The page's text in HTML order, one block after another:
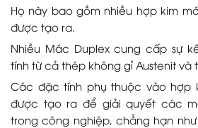
Họ này bao gồm nhiều hợp kim
được tạo ra.
Nhiều Mác Duplex cung cấp sự
tính từ cả thép không gỉ Austenit và
Các đặc tính phụ thuộc vào hợp
được tạo ra để giải quyết các
trong công nghiệp, chẳng hạn